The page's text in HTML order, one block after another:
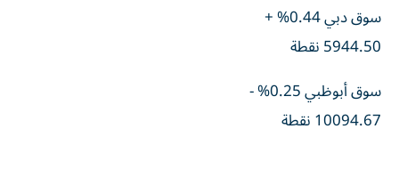
سوق دبي 0.44% +
5944.50 نقطة
سوق أبوظبي 0.25% -
10094.67 نقطة